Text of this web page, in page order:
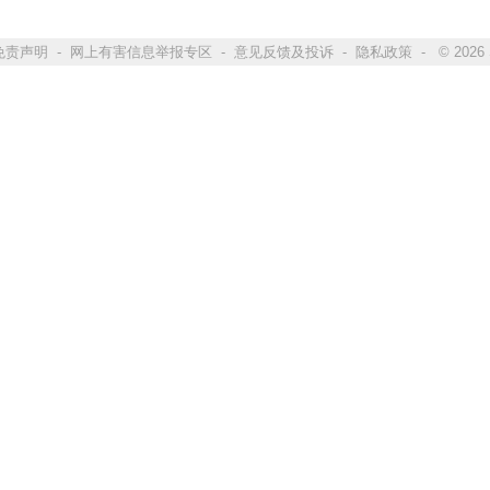
责声明 - 网上有害信息举报专区 - 意见反馈及投诉- 隐私政策 - © 2026